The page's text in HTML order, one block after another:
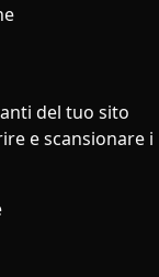
del tuo sito
e scansionare i